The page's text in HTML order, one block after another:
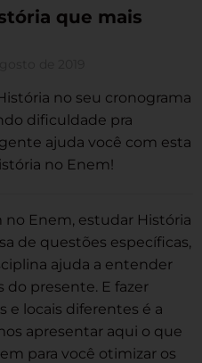
que mais
no seu cronograma
dificuldade pra
ajuda você com esta
no Enem!
no Enem, estudar História
de questões específicas,
ajuda a entender
presente. E fazer
locais diferentes é a
apresentar aqui o que
para você otimizar os